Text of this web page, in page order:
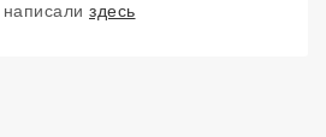
здесь